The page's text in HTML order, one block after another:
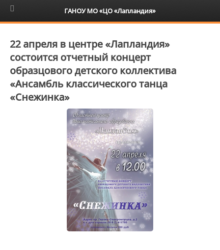
6+
22 апреля в центре «Лапландия»
состоится отчетный концерт
образцового детского коллектива
«Ансамбль классического танца
«Снежинка»
ГАНОУ МО «ЦО «Лапландия»